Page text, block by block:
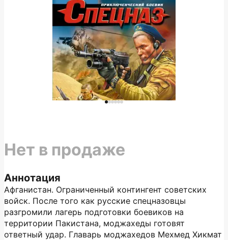
Аннотация
Афганистан. Ограниченный контингент советских
войск. После того как русские спецназовцы
разгромили лагерь подготовки боевиков на
территории Пакистана, моджахеды готовят
ответный удар. Главарь моджахедов Мехмед Хикмат
Нет в продаже